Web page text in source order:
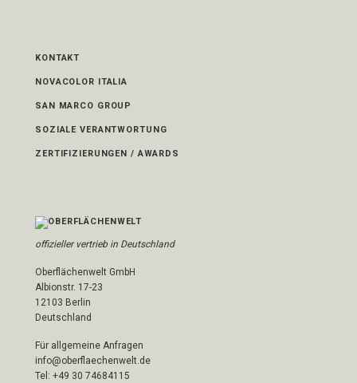
KONTAKT
NOVACOLOR ITALIA
SAN MARCO GROUP
SOZIALE VERANTWORTUNG
ZERTIFIZIERUNGEN / AWARDS
offizieller vertrieb in Deutschland
Oberflächenwelt GmbH
Albionstr. 17-23
12103 Berlin
Deutschland
Für allgemeine Anfragen
info@oberflaechenwelt.de
Tel: +49 30 74684115